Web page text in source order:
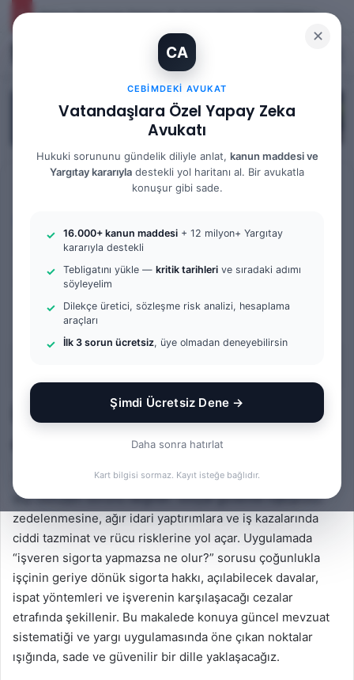
✕
CA
CEBIMDEKI AVUKAT
Vatandaşlara Özel Yapay Zeka
Avukatı
Hukuki sorununu gündelik diliyle anlat, kanun maddesi ve
Yargıtay kararıyla destekli yol haritanı al. Bir avukatla
konuşur gibi sade.
16.000+ kanun maddesi + 12 milyon+ Yargıtay
kararıyla destekli
Tebligatını yükle — kritik tarihleri ve sıradaki adımı
söyleyelim
Dilekçe üretici, sözleşme risk analizi, hesaplama
araçları
İlk 3 sorun ücretsiz, üye olmadan deneyebilirsin
Şimdi Ücretsiz Dene →
Daha sonra hatırlat
Kart bilgisi sormaz. Kayıt isteğe bağlıdır.
Yargıtay Kararı İncelemesi ve Tanık Beyanları: 9. Hukuk Dairesi 2025/7089 K.
Bilgi Bankası/ İş Hukuku
İşveren sigorta yapmazsa
ne olur
86 7 dakika okuma süresi
İşveren sigorta yapmazsa ne
olur? Pratik ve hukuki çerçeve
Türkiye’de bir işçinin sigortasız çalıştırılması yalnızca kayıt
dışı istihdam sorunu değildir; sosyal güvenlik haklarının
zedelenmesine, ağır idari yaptırımlara ve iş kazalarında
ciddi tazminat ve rücu risklerine yol açar. Uygulamada
“işveren sigorta yapmazsa ne olur?” sorusu çoğunlukla
işçinin geriye dönük sigorta hakkı, açılabilecek davalar,
ispat yöntemleri ve işverenin karşılaşacağı cezalar
etrafında şekillenir. Bu makalede konuya güncel mevzuat
sistematiği ve yargı uygulamasında öne çıkan noktalar
ışığında, sade ve güvenilir bir dille yaklaşacağız.